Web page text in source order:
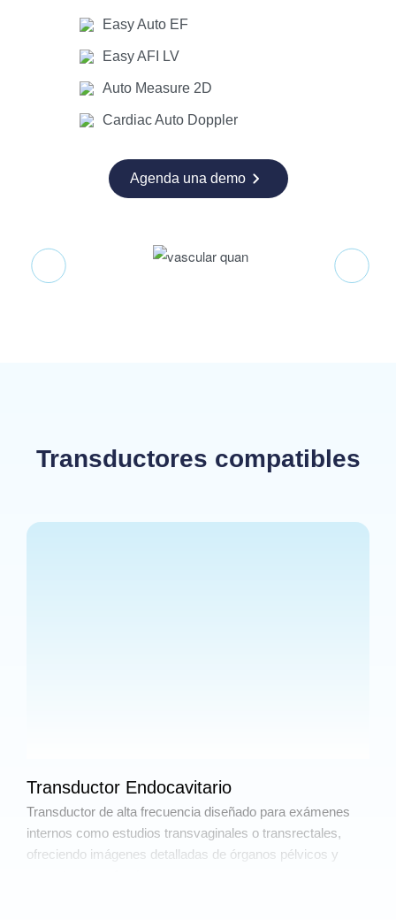
Easy Auto EF
Easy AFI LV
Auto Measure 2D
Cardiac Auto Doppler
Agenda una demo
Transductores compatibles
Transductor Endocavitario
Transductor de alta frecuencia diseñado para exámenes
internos como estudios transvaginales o transrectales,
ofreciendo imágenes detalladas de órganos pélvicos y